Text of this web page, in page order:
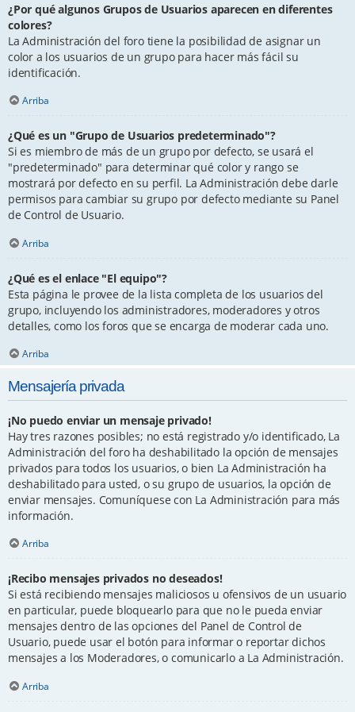
¿Por qué algunos Grupos de Usuarios aparecen en diferentes
colores?
La Administración del foro tiene la posibilidad de asignar un
color a los usuarios de un grupo para hacer más fácil su
identificación.
Arriba
¿Qué es un "Grupo de Usuarios predeterminado"?
Si es miembro de más de un grupo por defecto, se usará el
"predeterminado" para determinar qué color y rango se
mostrará por defecto en su perfil. La Administración debe darle
permisos para cambiar su grupo por defecto mediante su Panel
de Control de Usuario.
Arriba
¿Qué es el enlace "El equipo"?
Esta página le provee de la lista completa de los usuarios del
grupo, incluyendo los administradores, moderadores y otros
detalles, como los foros que se encarga de moderar cada uno.
Arriba
Mensajería privada
¡No puedo enviar un mensaje privado!
Hay tres razones posibles; no está registrado y/o identificado, La
Administración del foro ha deshabilitado la opción de mensajes
privados para todos los usuarios, o bien La Administración ha
deshabilitado para usted, o su grupo de usuarios, la opción de
enviar mensajes. Comuníquese con La Administración para más
información.
Arriba
¡Recibo mensajes privados no deseados!
Si está recibiendo mensajes maliciosos u ofensivos de un usuario
en particular, puede bloquearlo para que no le pueda enviar
mensajes dentro de las opciones del Panel de Control de
Usuario, puede usar el botón para informar o reportar dichos
mensajes a los Moderadores, o comunicarlo a La Administración.
Arriba